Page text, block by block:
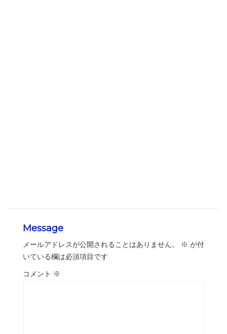
Message
メールアドレスが公開されることはありません。 ※ が付
いている欄は必須項目です
コメント ※